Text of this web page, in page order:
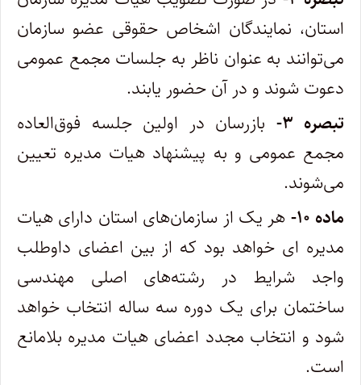
استان، نمایندگان اشخاص حقوقی عضو سازمان
می‌توانند به عنوان ناظر به جلسات مجمع‌ عمومی
دعوت شوند و در آن حضور یابند.
تبصره ۳-
بازرسان در اولین جلسه فوق‌العاده
مجمع عمومی و به پیشنهاد هیات مدیره تعیین
می‌شوند.
ماده ۱۰-
هر یک از سازمان‌های استان دارای هیات
مدیره ‌ای خواهد بود که از بین اعضای داوطلب
واجد شرایط در رشته‌های اصلی مهندسی
‌ساختمان برای یک دوره سه ساله انتخاب خواهد
شود و انتخاب مجدد اعضای هیات مدیره بلامانع
است.